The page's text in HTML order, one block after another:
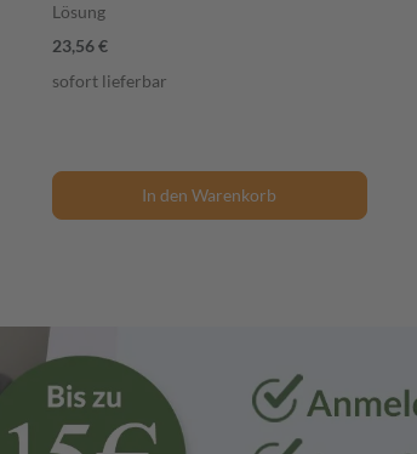
Lösung
23,56 €
sofort lieferbar
In den Warenkorb